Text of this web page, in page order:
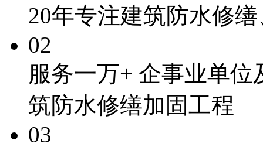
20年专注建筑防水修
02
服务一万+ 企事业单位
筑防水修缮加固工程
03